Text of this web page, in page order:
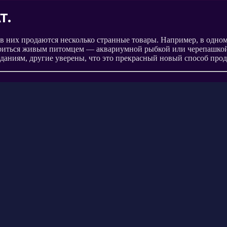
продаются несколько странные товары. Например, в
живым питомцем — аквариумной рыбкой или
другие уверены, что это прекрасный новый способ